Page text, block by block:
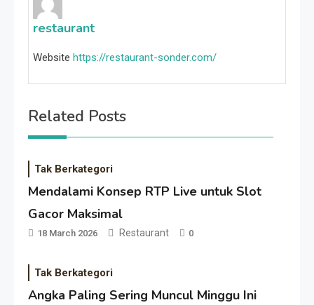
restaurant
Website https://restaurant-sonder.com/
Related Posts
Tak Berkategori
Mendalami Konsep RTP Live untuk Slot
Gacor Maksimal
18 March 2026 Restaurant 0
Tak Berkategori
Angka Paling Sering Muncul Minggu Ini